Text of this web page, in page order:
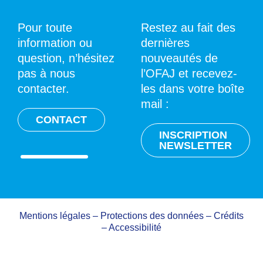
Pour toute
information ou
question, n’hésitez
pas à nous
contacter.
CONTACT
Restez au fait des
dernières
nouveautés de
l’OFAJ et recevez-
les dans votre boîte
mail :
INSCRIPTION
NEWSLETTER
Mentions légales – Protections des données – Crédits
–Accessibilité